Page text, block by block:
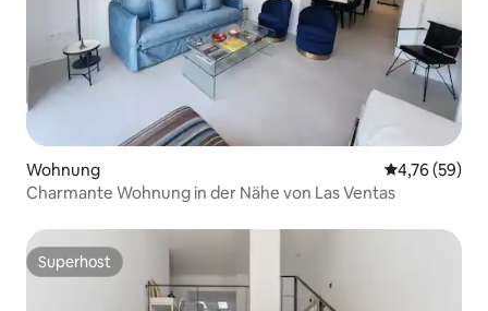
Wohnung
4,76 (59)
Charmante Wohnung in der Nähe von Las Ventas
Superhost
Superhost